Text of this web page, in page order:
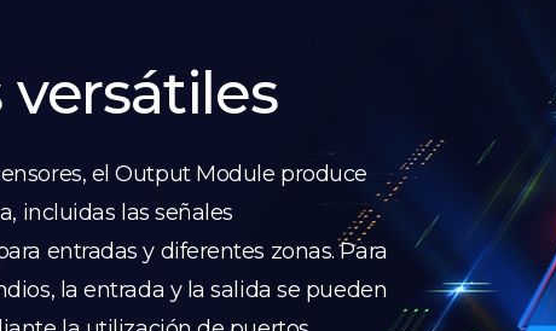
el Output Module produce
incluidas las señales
entradas y diferentes zonas. Para
la entrada y la salida se pueden